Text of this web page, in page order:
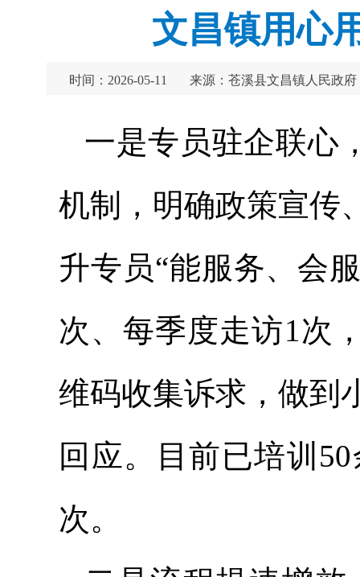
文昌镇用心
时间：2026-05-11 来源：苍溪县文昌镇人民政府
一是专员驻企联心
机制，明确政策宣传
升专员“能服务、会
次、每季度走访1次
维码收集诉求，做到
回应。目前已培训
次。